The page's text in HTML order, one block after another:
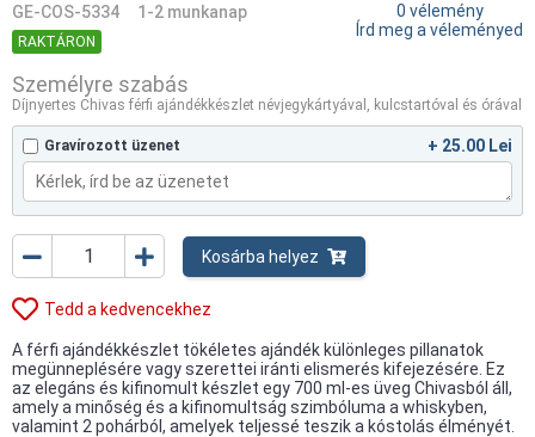
GE-COS-5334 1-2 munkanap
RAKTÁRON
0 vélemény
Írd meg a véleményed
Személyre szabás
Díjnyertes Chivas férfi ajándékkészlet névjegykártyával, kulcstartóval és órával
Gravírozott üzenet + 25.00 Lei
Kosárba helyez
Tedd a kedvencekhez
A férfi ajándékkészlet tökéletes ajándék különleges pillanatok
megünneplésére vagy szerettei iránti elismerés kifejezésére. Ez
az elegáns és kifinomult készlet egy 700 ml-es üveg Chivasból áll,
amely a minőség és a kifinomultság szimbóluma a whiskyben,
valamint 2 pohárból, amelyek teljessé teszik a kóstolás élményét.